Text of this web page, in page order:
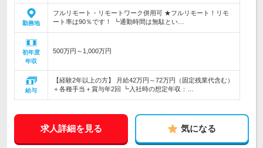
勤務地
フルリモート・リモートワーク併用可 ★フルリモート！リモ
ート率は90％です！ ┗通勤時間は無駄とい…
初年度
年収
500万円～1,000万円
給与
【経験2年以上の方】 月給42万円～72万円（固定残業代含む）
＋各種手当＋賞与年2回 ┗入社時の想定年収：…
求人詳細を見る 気になる